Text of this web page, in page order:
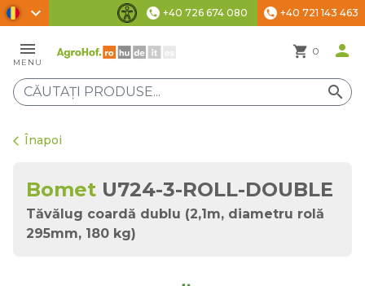
chevron_right
Setări de accesibilitate
phone +40 726 674 080 phone +40 721 143 463
menu
MENU
shopping_cart 0 person
search
arrow_back_ios Înapoi
Bomet U724-3-ROLL-DOUBLE
Tăvălug coardă dublu (2,1m, diametru rolă
295mm, 180 kg)